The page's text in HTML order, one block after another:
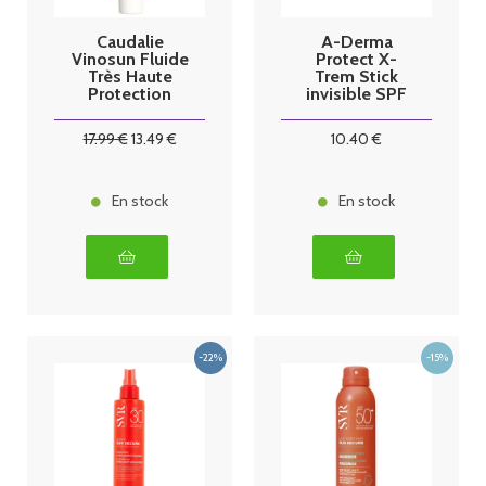
Caudalie
Vinosun Fluide
Très Haute
Protection
17.99€13.49€
En stock
A-Derma
Protect X-
Trem Stick
invisible SPF
10.40 €
En stock